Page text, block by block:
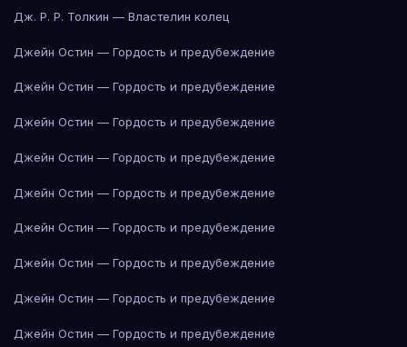
Дж. Р. Р. Толкин — Властелин колец
Джейн Остин — Гордость и предубеждение
Джейн Остин — Гордость и предубеждение
Джейн Остин — Гордость и предубеждение
Джейн Остин — Гордость и предубеждение
Джейн Остин — Гордость и предубеждение
Джейн Остин — Гордость и предубеждение
Джейн Остин — Гордость и предубеждение
Джейн Остин — Гордость и предубеждение
Джейн Остин — Гордость и предубеждение